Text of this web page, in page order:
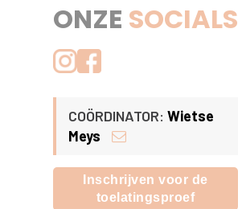
ONZE SOCIALS
COÖRDINATOR: Wietse
Meys
Inschrijven voor de
toelatingsproef